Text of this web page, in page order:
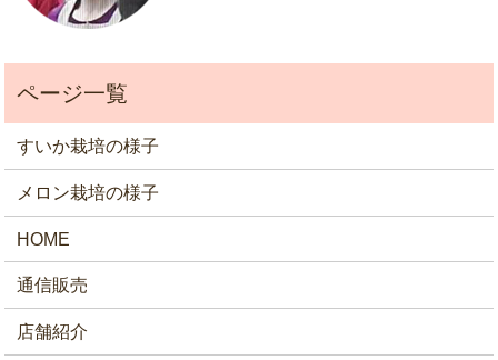
すいか栽培の様子
メロン栽培の様子
HOME
通信販売
店舗紹介